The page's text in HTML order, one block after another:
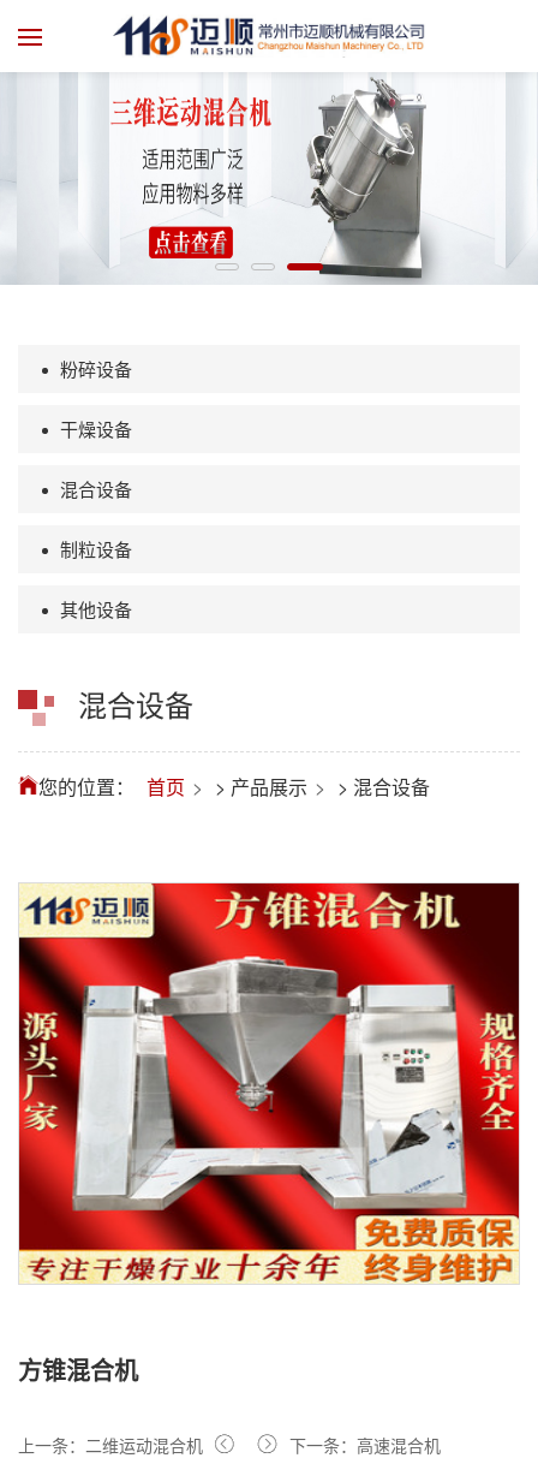
粉碎设备
干燥设备
混合设备
制粒设备
其他设备
混合设备
您的位置： 首页 > 产品展示 > 混合设备
方锥混合机
上一条：二维运动混合机 下一条：高速混合机